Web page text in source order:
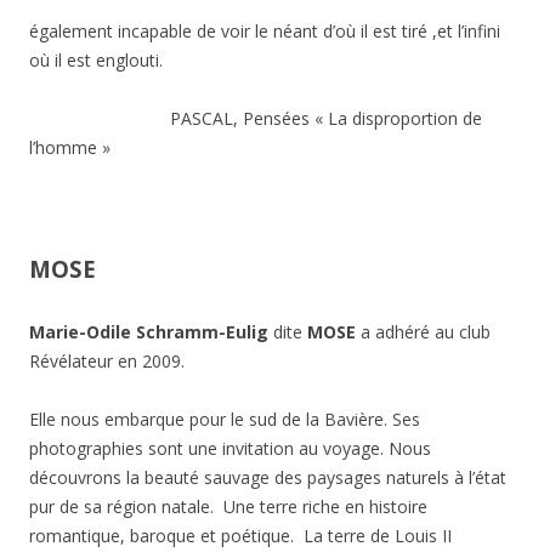
également incapable de voir le néant d’où il est tiré ,et l’infini
où il est englouti.
PASCAL, Pensées « La disproportion de
l’homme »
MOSE
Marie-Odile Schramm-Eulig dite MOSE a adhéré au club
Révélateur en 2009.
Elle nous embarque pour le sud de la Bavière. Ses
photographies sont une invitation au voyage. Nous
découvrons la beauté sauvage des paysages naturels à l’état
pur de sa région natale. Une terre riche en histoire
romantique, baroque et poétique. La terre de Louis II